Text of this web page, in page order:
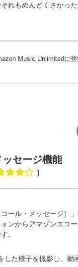
れもめんどくさかっ
Music Unlimitedに
ッセージ機能
]
コール・メッセージ）
ンからアマゾンエコ
。
した様子を撮影し、動